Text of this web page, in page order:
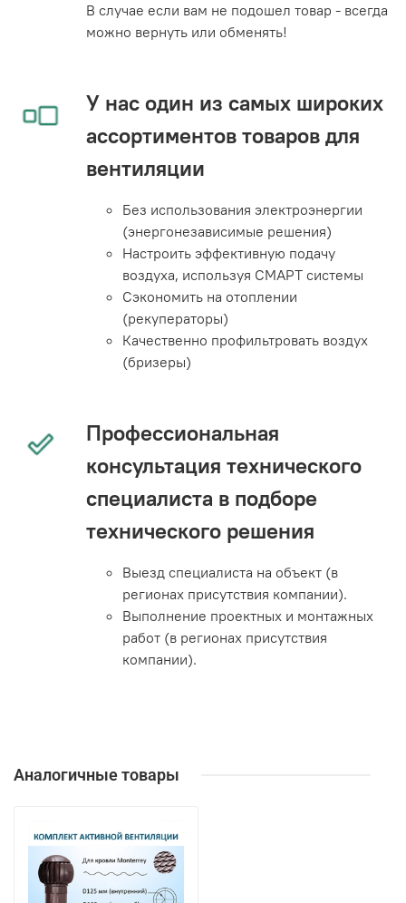
В случае если вам не подошел товар - всегда
можно вернуть или обменять!
У нас один из самых широких
ассортиментов товаров для
вентиляции
Без использования электроэнергии
(энергонезависимые решения)
Настроить эффективную подачу
воздуха, используя СМАРТ системы
Сэкономить на отоплении
(рекуператоры)
Качественно профильтровать воздух
(бризеры)
Профессиональная
консультация технического
специалиста в подборе
технического решения
Выезд специалиста на объект (в
регионах присутствия компании).
Выполнение проектных и монтажных
работ (в регионах присутствия
компании).
Аналогичные товары